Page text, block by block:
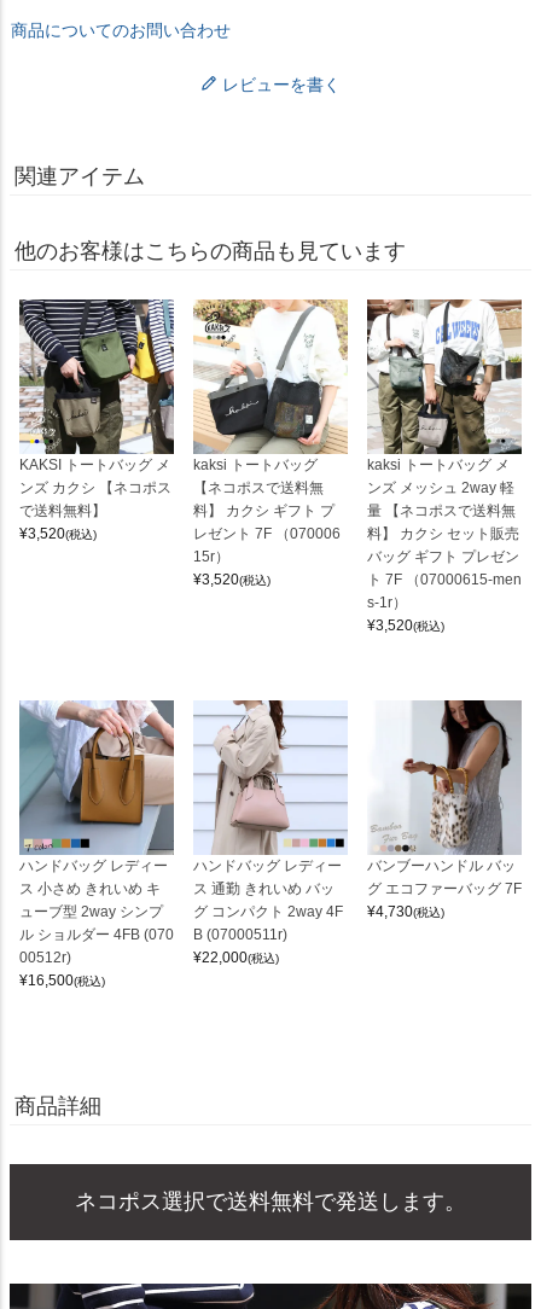
商品についてのお問い合わせ
レビューを書く
関連アイテム
他のお客様はこちらの商品も見ています
KAKSI トートバッグ メ
ンズ カクシ 【ネコポス
で送料無料】
¥3,520(税込)
kaksi トートバッグ
【ネコポスで送料無
料】 カクシ ギフト プ
レゼント 7F （070006
15r）
¥3,520(税込)
kaksi トートバッグ メ
ンズ メッシュ 2way 軽
量 【ネコポスで送料無
料】 カクシ セット販売
バッグ ギフト プレゼン
ト 7F （07000615-men
s-1r）
¥3,520(税込)
ハンドバッグ レディー
ス 小さめ きれいめ キ
ューブ型 2way シンプ
ル ショルダー 4FB (070
00512r)
¥16,500(税込)
ハンドバッグ レディー
ス 通勤 きれいめ バッ
グ コンパクト 2way 4F
B (07000511r)
¥22,000(税込)
バンブーハンドル バッ
グ エコファーバッグ 7F
¥4,730(税込)
商品詳細
ネコポス選択で送料無料で発送します。